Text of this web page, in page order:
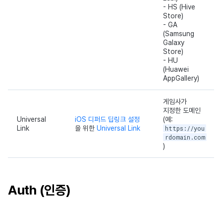
- HS (Hive
Store)
- GA
(Samsung
Galaxy
Store)
- HU
(Huawei
AppGallery)
Universal
Link
iOS 디퍼드 딥링크 설정
을 위한 Universal Link
게임사가
지정한 도메인
(예:
https://you
rdomain.com
)
Auth (인증)